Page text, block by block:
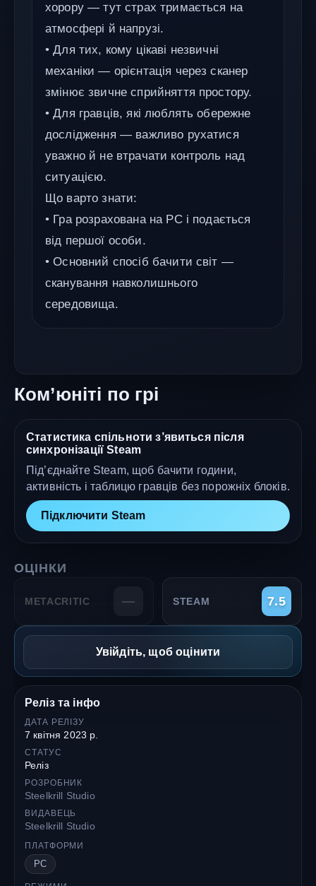
хорору — тут страх тримається на
атмосфері й напрузі.
• Для тих, кому цікаві незвичні
механіки — орієнтація через сканер
змінює звичне сприйняття простору.
• Для гравців, які люблять обережне
дослідження — важливо рухатися
уважно й не втрачати контроль над
ситуацією.
Що варто знати:
• Гра розрахована на PC і подається
від першої особи.
• Основний спосіб бачити світ —
сканування навколишнього
середовища.
Ком’юніті по грі
Статистика спільноти з’явиться після
синхронізації Steam
Під’єднайте Steam, щоб бачити години,
активність і таблицю гравців без порожніх блоків.
Підключити Steam
ОЦІНКИ
METACRITIC — STEAM 7.5
Увійдіть, щоб оцінити
Реліз та інфо
ДАТА РЕЛІЗУ
7 квітня 2023 р.
СТАТУС
Реліз
РОЗРОБНИК
Steelkrill Studio
ВИДАВЕЦЬ
Steelkrill Studio
ПЛАТФОРМИ
PC